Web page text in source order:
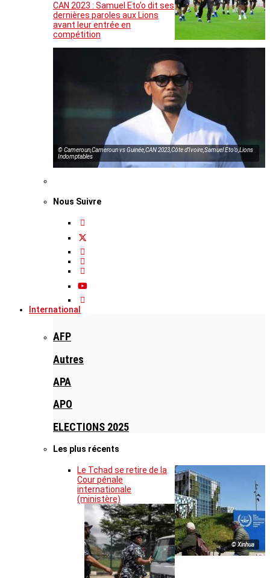
CAN 2023 : Samuel Eto’o dit ses
dernières paroles aux Lions
avant leur entrée en
compétition
© Cameroun,Cameroun vs Guinée,CAN 2023,Côte d’Ivoire,Samuel Eto’o,Lions
Indomptables
Nous Suivre
International
AFP
Autres
APA
APO
ELECTIONS 2025
Les plus récents
© Xinhua
Le Tchad se retire de la
Cour pénale
internationale
(ministère)